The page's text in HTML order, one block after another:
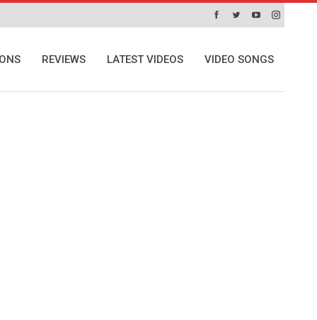
REVIEWS LATEST VIDEOS VIDEO SONGS